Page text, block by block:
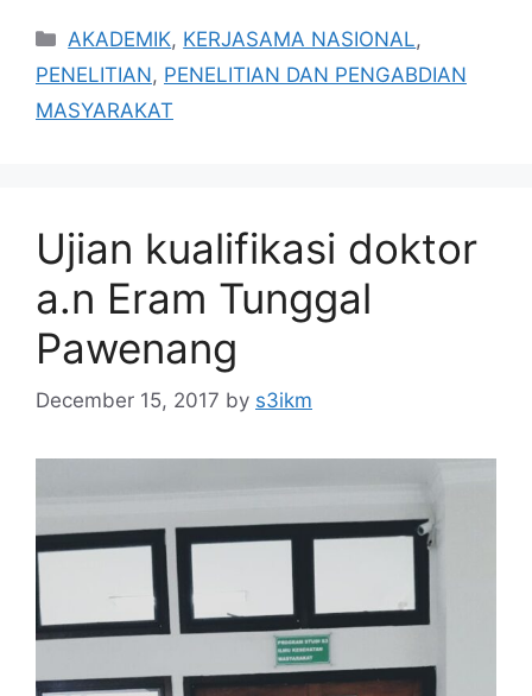
Categories
AKADEMIK, KERJASAMA NASIONAL,
PENELITIAN, PENELITIAN DAN PENGABDIAN
MASYARAKAT
Ujian kualifikasi doktor
a.n Eram Tunggal
Pawenang
December 15, 2017 by s3ikm